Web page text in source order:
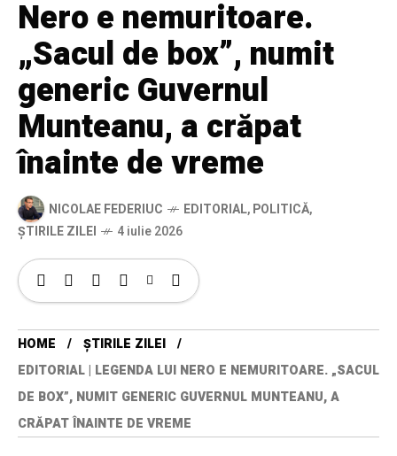
Nero e nemuritoare.
„Sacul de box”, numit
generic Guvernul
Munteanu, a crăpat
înainte de vreme
NICOLAE FEDERIUC EDITORIAL,POLITICĂ,
ȘTIRILE ZILEI
4 iulie 2026
HOME
ȘTIRILE ZILEI
EDITORIAL | LEGENDA LUI NERO E NEMURITOARE. „SACUL
DE BOX”, NUMIT GENERIC GUVERNUL MUNTEANU, A
CRĂPAT ÎNAINTE DE VREME